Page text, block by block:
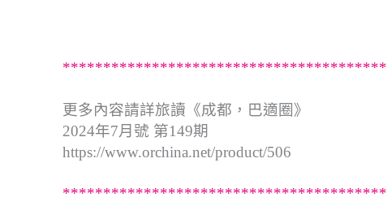
****************************************
更多內容請詳旅讀《成都，巴適圈》
2024年7月號 第149期
https://www.orchina.net/product/506